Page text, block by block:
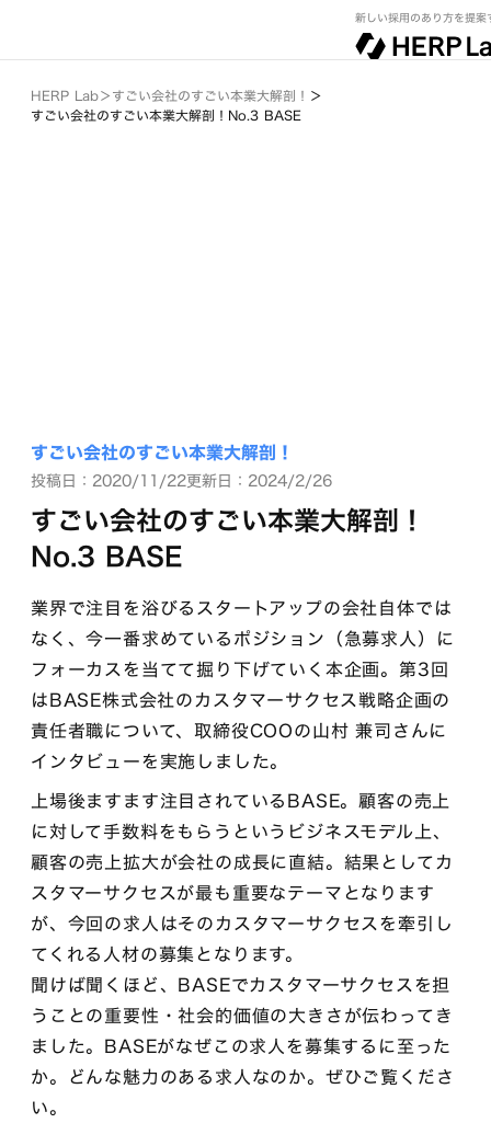
新しい採用のあり方を提案
HERP Lab＞すごい会社のすごい本業大解剖！ ＞
すごい会社のすごい本業大解剖！No.3 BASE
すごい会社のすごい本業大解剖！
投稿日：2020/11/22更新日：2024/2/26
すごい会社のすごい本業大解剖！
No.3 BASE
業界で注目を浴びるスタートアップの会社自体では
なく、今一番求めているポジション（急募求人）に
フォーカスを当てて掘り下げていく本企画。第3回
はBASE株式会社のカスタマーサクセス戦略企画の
責任者職について、取締役COOの山村 兼司さんに
インタビューを実施しました。
上場後ますます注目されているBASE。顧客の売上
に対して手数料をもらうというビジネスモデル上、
顧客の売上拡大が会社の成長に直結。結果としてカ
スタマーサクセスが最も重要なテーマとなります
が、今回の求人はそのカスタマーサクセスを牽引し
てくれる人材の募集となります。
聞けば聞くほど、BASEでカスタマーサクセスを担
うことの重要性・社会的価値の大きさが伝わってき
ました。BASEがなぜこの求人を募集するに至った
か。どんな魅力のある求人なのか。ぜひご覧くださ
い。